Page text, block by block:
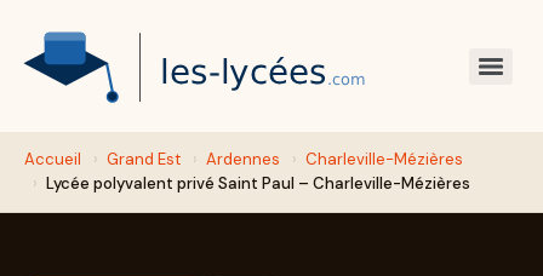
Accueil › Grand Est › Ardennes › Charleville-Mézières
› Lycée polyvalent privé Saint Paul – Charleville-Mézières